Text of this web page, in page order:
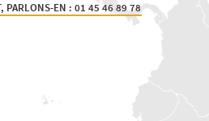
PARLONS-EN : 01 45 46 89 78